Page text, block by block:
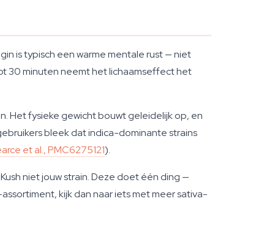
is typisch een warme mentale rust — niet
30 minuten neemt het lichaamseffect het
Het fysieke gewicht bouwt geleidelijk op, en
bleek dat indica-dominante strains
et al., PMC6275121).
niet jouw strain. Deze doet één ding —
kijk dan naar iets met meer sativa-